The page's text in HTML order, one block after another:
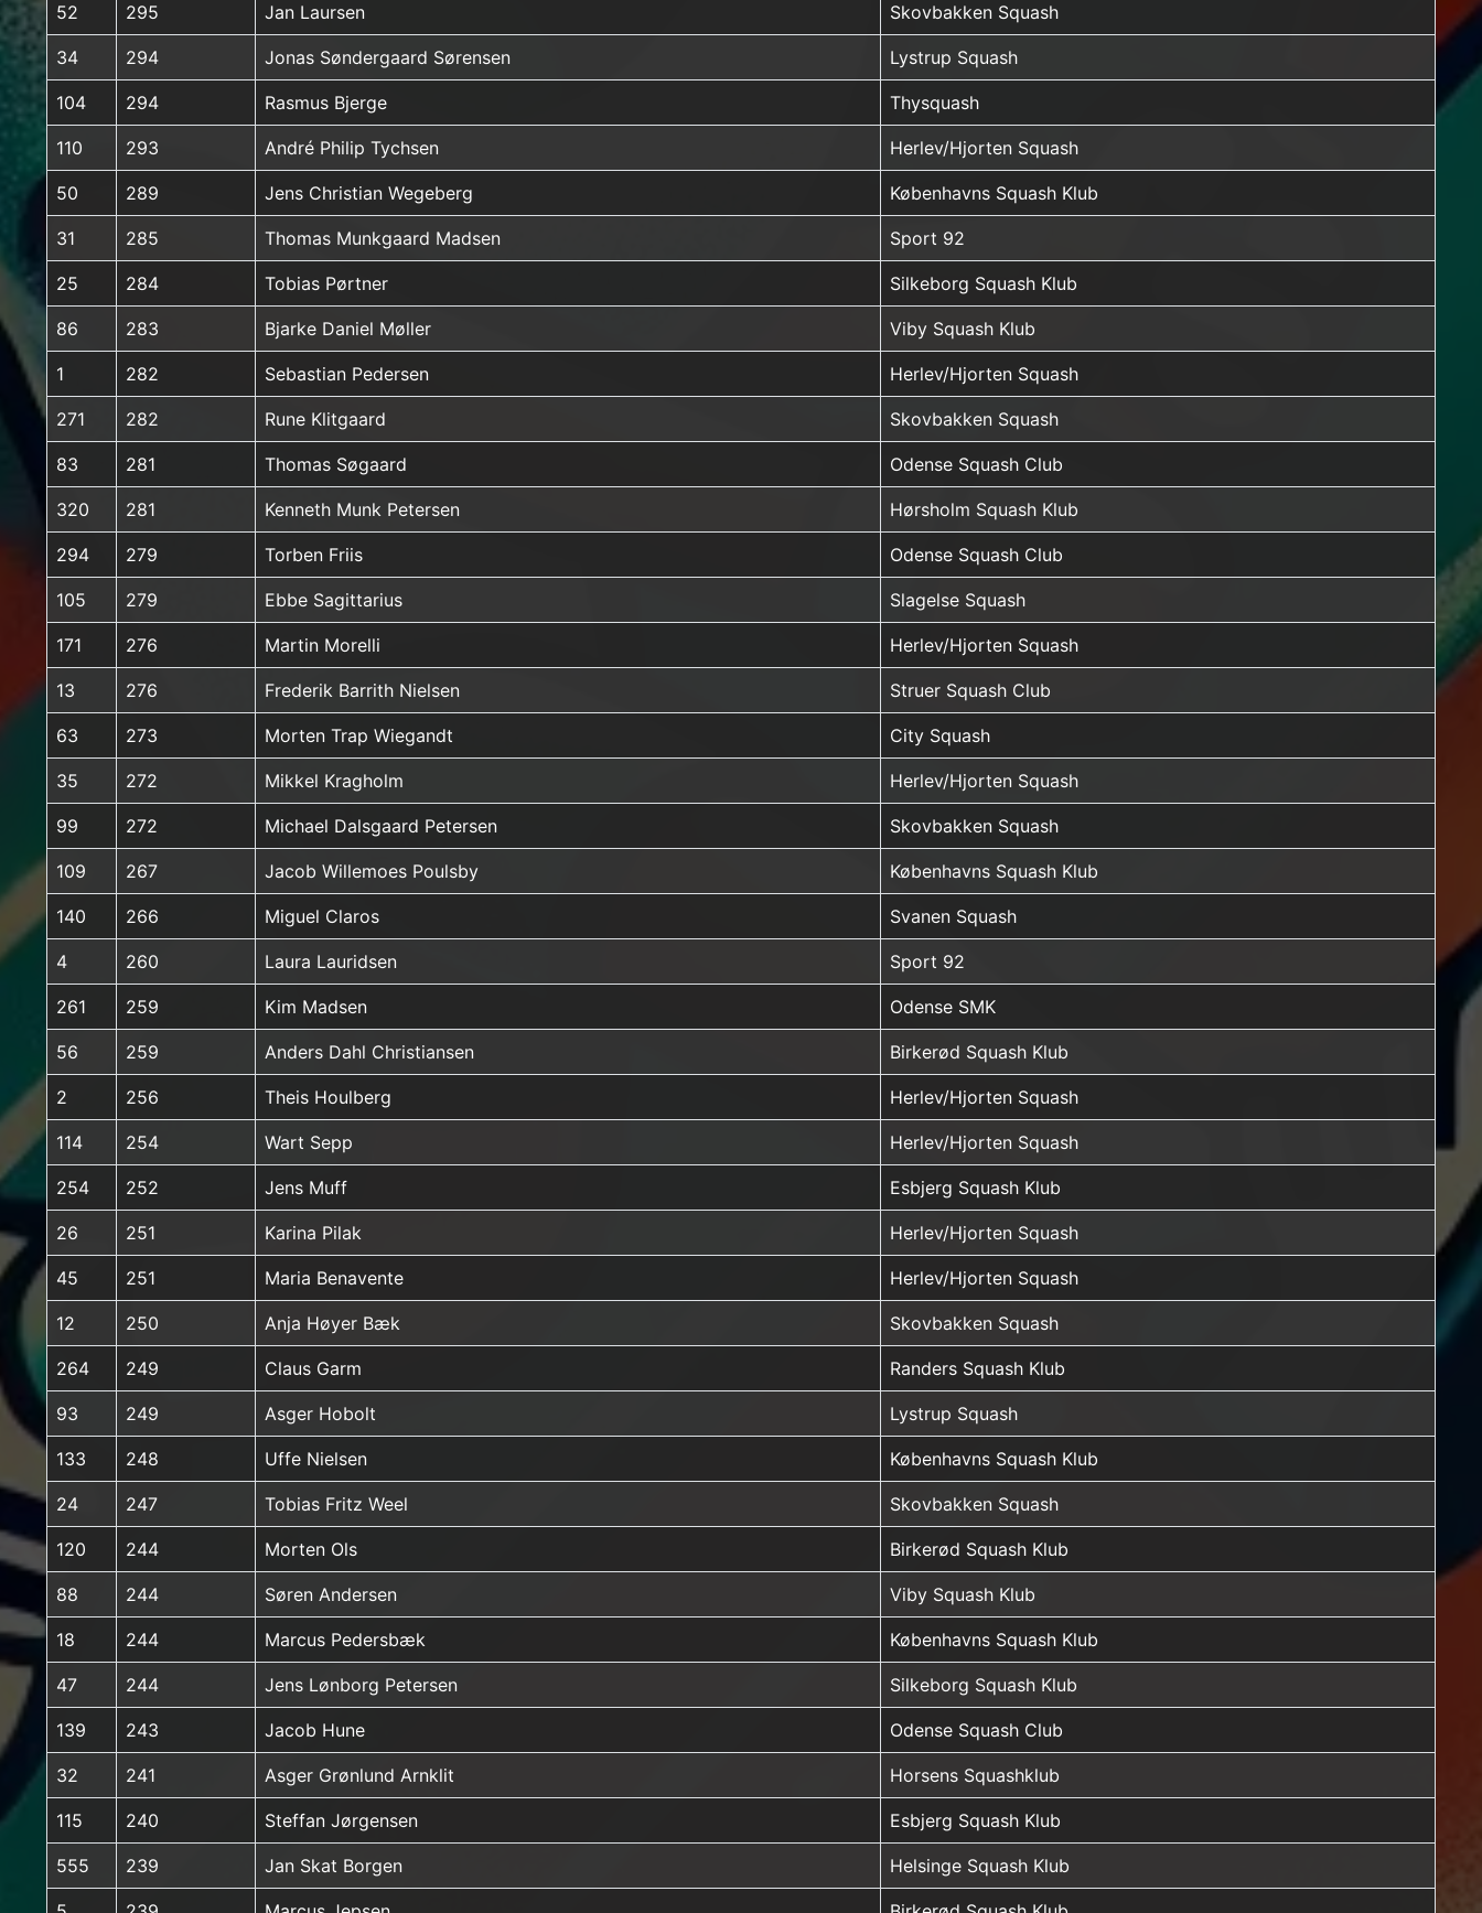
52 295 Jan Laursen Skovbakken Squash
34 294 Jonas Søndergaard Sørensen Lystrup Squash
104 294 Rasmus Bjerge Thysquash
110 293 André Philip Tychsen Herlev/Hjorten Squash
50 289 Jens Christian Wegeberg Københavns Squash Klub
31 285 Thomas Munkgaard Madsen Sport 92
25 284 Tobias Pørtner Silkeborg Squash Klub
86 283 Bjarke Daniel Møller Viby Squash Klub
1 282 Sebastian Pedersen Herlev/Hjorten Squash
271 282 Rune Klitgaard Skovbakken Squash
83 281 Thomas Søgaard Odense Squash Club
320 281 Kenneth Munk Petersen Hørsholm Squash Klub
294 279 Torben Friis Odense Squash Club
105 279 Ebbe Sagittarius Slagelse Squash
171 276 Martin Morelli Herlev/Hjorten Squash
13 276 Frederik Barrith Nielsen Struer Squash Club
63 273 Morten Trap Wiegandt City Squash
35 272 Mikkel Kragholm Herlev/Hjorten Squash
99 272 Michael Dalsgaard Petersen Skovbakken Squash
109 267 Jacob Willemoes Poulsby Københavns Squash Klub
140 266 Miguel Claros Svanen Squash
4 260 Laura Lauridsen Sport 92
261 259 Kim Madsen Odense SMK
56 259 Anders Dahl Christiansen Birkerød Squash Klub
2 256 Theis Houlberg Herlev/Hjorten Squash
114 254 Wart Sepp Herlev/Hjorten Squash
254 252 Jens Muff Esbjerg Squash Klub
26 251 Karina Pilak Herlev/Hjorten Squash
45 251 Maria Benavente Herlev/Hjorten Squash
12 250 Anja Høyer Bæk Skovbakken Squash
264 249 Claus Garm Randers Squash Klub
93 249 Asger Hobolt Lystrup Squash
133 248 Uffe Nielsen Københavns Squash Klub
24 247 Tobias Fritz Weel Skovbakken Squash
120 244 Morten Ols Birkerød Squash Klub
88 244 Søren Andersen Viby Squash Klub
18 244 Marcus Pedersbæk Københavns Squash Klub
47 244 Jens Lønborg Petersen Silkeborg Squash Klub
139 243 Jacob Hune Odense Squash Club
32 241 Asger Grønlund Arnklit Horsens Squashklub
115 240 Steffan Jørgensen Esbjerg Squash Klub
555 239 Jan Skat Borgen Helsinge Squash Klub